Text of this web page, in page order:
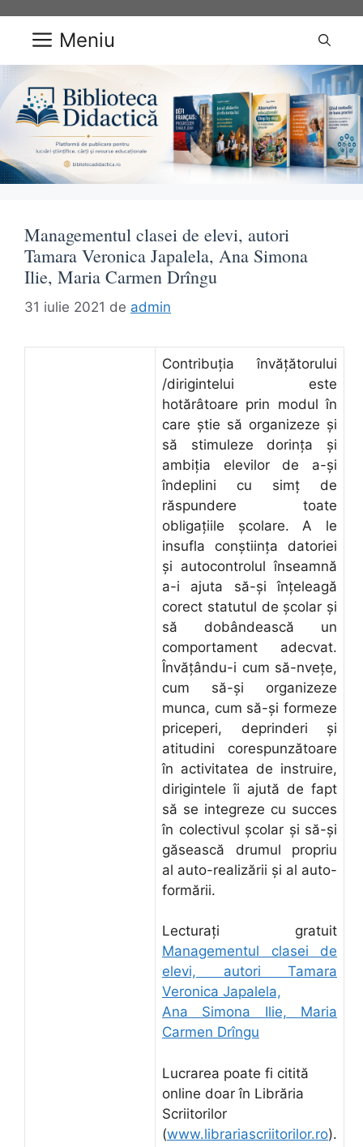
conținut Meniu
Managementul clasei de elevi, autori
Tamara Veronica Japalela, Ana Simona
Ilie, Maria Carmen Drîngu
31 iulie 2021 de admin
Contribuția învățătorului
/dirigintelui este
hotărâtoare prin modul în
care ştie să organizeze şi
să stimuleze dorința şi
ambiția elevilor de a-şi
îndeplini cu simț de
răspundere toate
obligațiile şcolare. A le
insufla conştiința datoriei
şi autocontrolul înseamnă
a-i ajuta să-şi înțeleagă
corect statutul de şcolar şi
să dobândească un
comportament adecvat.
Învățându-i cum să-nvețe,
cum să-şi organizeze
munca, cum să-şi formeze
priceperi, deprinderi şi
atitudini corespunzătoare
în activitatea de instruire,
dirigintele îi ajută de fapt
să se integreze cu succes
în colectivul şcolar şi să-şi
găsească drumul propriu
al auto-realizării şi al auto-
formării.
Lecturați gratuit
Managementul clasei de
elevi, autori Tamara
Veronica Japalela,
Ana Simona Ilie, Maria
Carmen Drîngu
Lucrarea poate fi citită
online doar în Librăria
Scriitorilor
(www.librariascriitorilor.ro).